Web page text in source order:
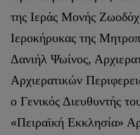
της Ιεράς Μονής
Ιεροκήρυκας της
Δανιήλ Ψωίνος,
Αρχιερατικών
ο Γενικός Διευθυντής
«Πειραϊκή Εκκλησία»